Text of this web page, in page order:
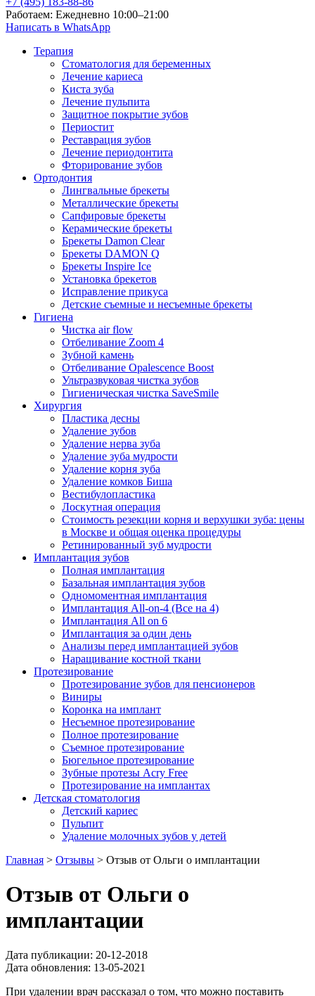
Работаем: Ежедневно 10:00–21:00
Написать в WhatsApp
Терапия
Стоматология для беременных
Лечение кариеса
Киста зуба
Лечение пульпита
Защитное покрытие зубов
Периостит
Реставрация зубов
Лечение периодонтита
Фторирование зубов
Ортодонтия
Лингвальные брекеты
Металлические брекеты
Сапфировые брекеты
Керамические брекеты
Брекеты Damon Clear
Брекеты DAMON Q
Брекеты Inspire Ice
Установка брекетов
Исправление прикуса
Детские съемные и несъемные брекеты
Гигиена
Чистка air flow
Отбеливание Zoom 4
Зубной камень
Отбеливание Opalescence Boost
Ультразвуковая чистка зубов
Гигиеническая чистка SaveSmile
Хирургия
Пластика десны
Удаление зубов
Удаление нерва зуба
Удаление зуба мудрости
Удаление корня зуба
Удаление комков Биша
Вестибулопластика
Лоскутная операция
Стоимость резекции корня и верхушки зуба: цены
в Москве и общая оценка процедуры
Ретинированный зуб мудрости
Имплантация зубов
Полная имплантация
Базальная имплантация зубов
Одномоментная имплантация
Имплантация All-on-4 (Все на 4)
Имплантация All on 6
Имплантация за один день
Анализы перед имплантацией зубов
Наращивание костной ткани
Протезирование
Протезирование зубов для пенсионеров
Виниры
Коронка на имплант
Несъемное протезирование
Полное протезирование
Съемное протезирование
Бюгельное протезирование
Зубные протезы Acry Free
Протезирование на имплантах
Детская стоматология
Детский кариес
Пульпит
Удаление молочных зубов у детей
Главная > Отзывы > Отзыв от Ольги о имплантации
Отзыв от Ольги о
имплантации
Дата публикации: 20-12-2018
Дата обновления: 13-05-2021
При удалении врач рассказал о том, что можно поставить